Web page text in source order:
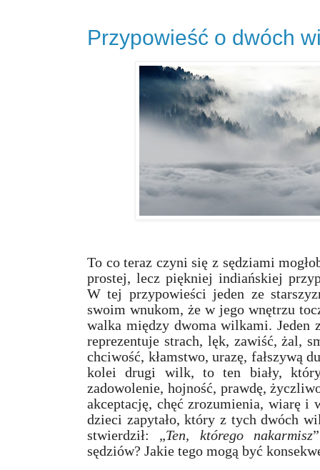
Przypowieść o dwóch
To co teraz czyni się z sędziami
prostej, lecz piękniej indiańskiej
W tej przypowieści jeden ze
swoim wnukom, że w jego wnętrzu
walka między dwoma wilkami.
reprezentuje strach, lęk, zawiść, żal,
chciwość, kłamstwo, urazę, fałszywą
kolei drugi wilk, to ten biały, który
zadowolenie, hojność, prawdę,
akceptację, chęć zrozumienia, wiarę i
dzieci zapytało, który z tych dwóch
stwierdził: „Ten, którego nakarmisz
sędziów? Jakie tego mogą być